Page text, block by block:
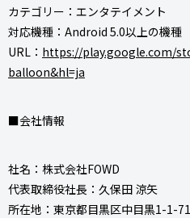
カテゴリー：エンタテイメント
対応機種：Android 5.0以上の機種
URL： https://play.google.com/
balloon&hl=ja
■会社情報
社名：株式会社FOWD
代表取締役社長：久保田 涼矢
所在地：東京都目黒区中目黒1-1-